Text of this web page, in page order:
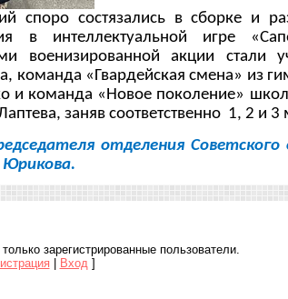
споро состязались в сборке и
в интеллектуальной игре
военизированной акции стали
«Гвардейская смена» из
и команда «Новое поколение»
заняв соответственно 1, 2 и 3
отделения Советского
Юрикова.
зарегистрированные пользователи.
Вход ]